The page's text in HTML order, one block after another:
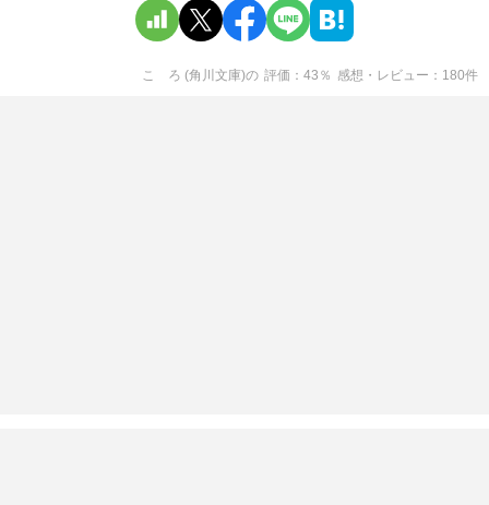
こゝろ (角川文庫)の 評価 43 ％ 感想・レビュー 180件